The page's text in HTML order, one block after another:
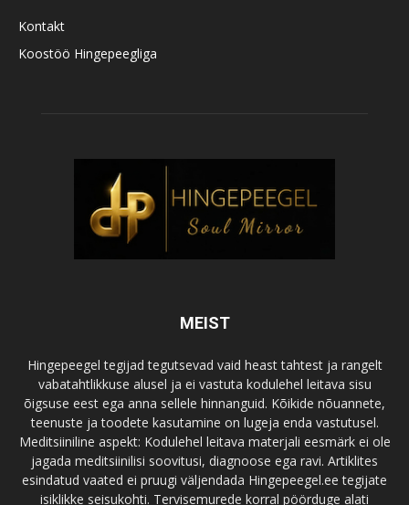
Kontakt
Koostöö Hingepeegliga
MEIST
Hingepeegel tegijad tegutsevad vaid heast tahtest ja rangelt
vabatahtlikkuse alusel ja ei vastuta kodulehel leitava sisu
õigsuse eest ega anna sellele hinnanguid. Kõikide nõuannete,
teenuste ja toodete kasutamine on lugeja enda vastutusel.
Meditsiiniline aspekt: Kodulehel leitava materjali eesmärk ei ole
jagada meditsiinilisi soovitusi, diagnoose ega ravi. Artiklites
esindatud vaated ei pruugi väljendada Hingepeegel.ee tegijate
isiklikke seisukohti. Tervisemurede korral pöörduge alati